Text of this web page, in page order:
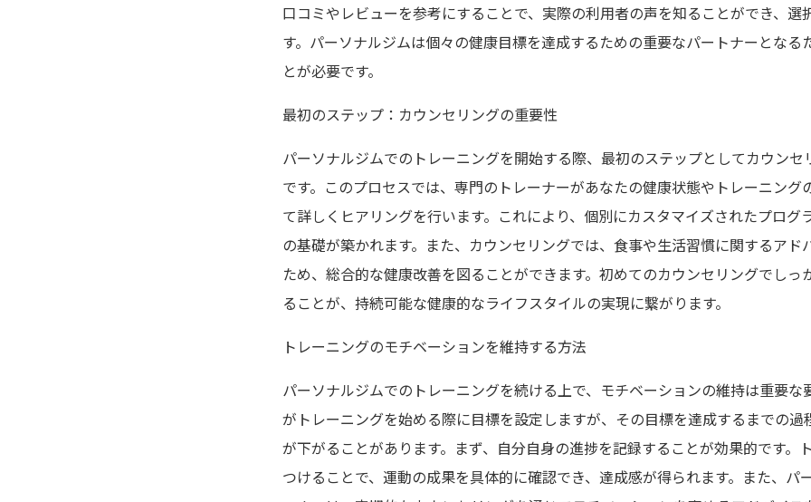
口コミやレビューを参考にすることで、実際の利用者の声を知ることができ、選
す。パーソナルジムは個々の健康目標を達成するための重要なパートナーとなる
とが必要です。
最初のステップ：カウンセリングの重要性
パーソナルジムでのトレーニングを開始する際、最初のステップとしてカウンセ
です。このプロセスでは、専門のトレーナーがあなたの健康状態やトレーニング
て詳しくヒアリングを行います。これにより、個別にカスタマイズされたプログ
の基礎が築かれます。また、カウンセリングでは、食事や生活習慣に関するアド
ため、総合的な健康改善を図ることができます。初めてのカウンセリングでしっ
ることが、持続可能な健康的なライフスタイルの実現に繋がります。
トレーニングのモチベーションを維持する方法
パーソナルジムでのトレーニングを続ける上で、モチベーションの維持は重要な
がトレーニングを始める際に目標を設定しますが、その目標を達成するまでの過
が下がることがあります。まず、自分自身の進捗を記録することが効果的です。
つけることで、運動の成果を具体的に確認でき、達成感が得られます。また、パ